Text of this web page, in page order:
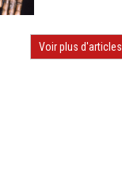
Voir plus d'articles